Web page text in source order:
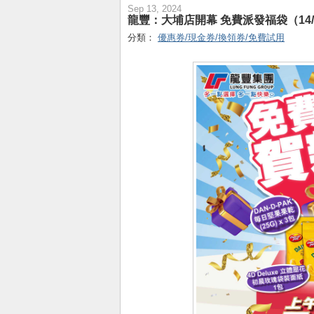
Sep 13, 2024
龍豐：大埔店開幕 免費派發福袋（
分類： 優惠券/現金券/換領券/免費試用